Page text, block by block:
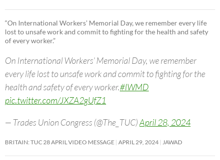
“On International Workers’ Memorial Day, we remember every life
lost to unsafe work and commit to fighting for the health and safety
of every worker.”
On International Workers’ Memorial Day, we remember
every life lost to unsafe work and commit to fighting for the
health and safety of every worker.#IWMD
pic.twitter.com/JXZA2gUfZ1
— Trades Union Congress (@The_TUC)April 28, 2024
BRITAIN: TUC 28 APRIL VIDEO MESSAGE APRIL 29, 2024 JAWAD